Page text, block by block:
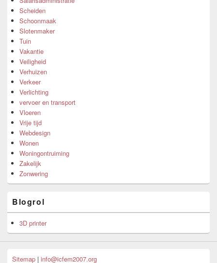
Scheiden
Schoonmaak
Slotenmaker
Tuin
Vakantie
Veiligheid
Verhuizen
Verkeer
Verlichting
vervoer en transport
Vloeren
Vrije tijd
Webdesign
Wonen
Woningontruiming
Zakelijk
Zonwering
Blogrol
3D printer
Sitemap | info@icfem2007.org